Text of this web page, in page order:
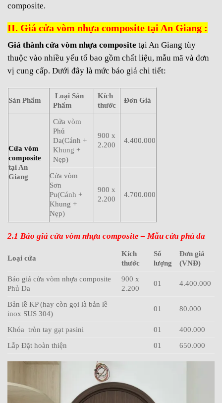
composite.
II. Giá cửa vòm nhựa composite tại An Giang :
Giá thành cửa vòm nhựa composite tại An Giang tùy
thuộc vào nhiều yếu tố bao gồm chất liệu, mẫu mã và đơn
vị cung cấp. Dưới đây là mức báo giá chi tiết:
Sản Phẩm
Loại Sản
Phẩm
Kích
thước
Đơn Giá
Cửa vòm
composite
tại An
Giang
Cửa vòm
Phủ
Da(Cánh +
Khung +
Nẹp)
900 x
2.200
4.400.000
Cửa vòm
Sơn
Pu(Cánh +
Khung +
Nẹp)
900 x
2.200
4.700.000
2.1 Báo giá cửa vòm nhựa composite – Mẫu cửa phủ da
Loại cửa
Kích
thước
Số
lượng
Đơn giá
(VNĐ)
Báo giá cửa vòm nhựa composite
Phủ Da
900 x
2.200
01 4.400.000
Bản lề KP (hay còn gọi là bản lề
inox SUS 304)
01 80.000
Khóa tròn tay gạt pasini 01
400.000
Lắp Đặt hoàn thiện
01 650.000